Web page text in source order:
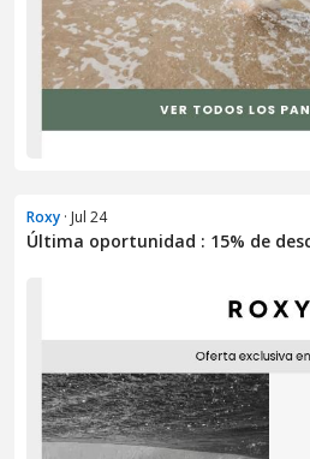
Roxy · Jul 24
Última oportunidad : 15% de